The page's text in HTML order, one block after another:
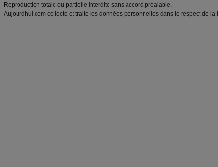
Reproduction totale ou partielle interdite sans accord préalable.
Aujourdhui.com collecte et traite les données personnelles dans le respect de